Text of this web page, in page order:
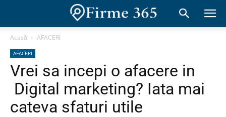
Acasă AFACERI
AFACERI
Vrei sa incepi o afacere in
Digital marketing? Iata mai
cateva sfaturi utile